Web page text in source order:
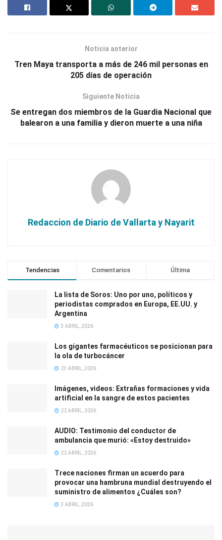
Noticia anterior
Tren Maya transporta a más de 246 mil personas en
205 días de operación
Siguiente Noticia
Se entregan dos miembros de la Guardia Nacional que
balearon a una familia y dieron muerte a una niña
Redaccion de Diario de Vallarta y Nayarit
Tendencias Comentarios Última
La lista de Soros: Uno por uno, políticos y
periodistas comprados en Europa, EE.UU. y
Argentina
3 ABRIL, 2026
Los gigantes farmacéuticos se posicionan para
la ola de turbocáncer
23 ABRIL, 2026
Imágenes, videos: Extrañas formaciones y vida
artificial en la sangre de estos pacientes
22 ABRIL, 2026
AUDIO: Testimonio del conductor de
ambulancia que murió: «Estoy destruido»
22 ABRIL, 2026
Trece naciones firman un acuerdo para
provocar una hambruna mundial destruyendo el
suministro de alimentos ¿Cuáles son?
3 ABRIL, 2026